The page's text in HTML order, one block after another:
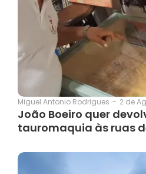
Miguel Antonio Rodrigues - 2 de
João Boeiro quer
tauromaquia às ruas